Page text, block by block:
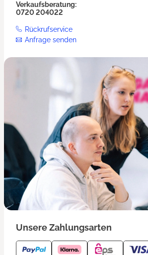
Verkaufsberatung:
0720 204022
Rückrufservice
Anfrage senden
Unsere Zahlungsarten